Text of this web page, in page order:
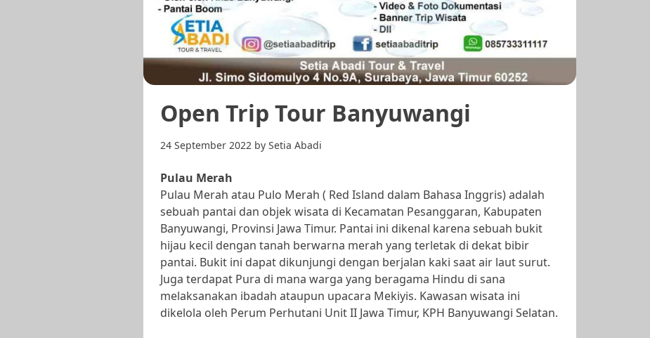
Open Trip Tour Banyuwangi
24 September 2022 by Setia Abadi
Pulau Merah
Pulau Merah atau Pulo Merah ( Red Island dalam Bahasa Inggris) adalah
sebuah pantai dan objek wisata di Kecamatan Pesanggaran, Kabupaten
Banyuwangi, Provinsi Jawa Timur. Pantai ini dikenal karena sebuah bukit
hijau kecil dengan tanah berwarna merah yang terletak di dekat bibir
pantai. Bukit ini dapat dikunjungi dengan berjalan kaki saat air laut surut.
Juga terdapat Pura di mana warga yang beragama Hindu di sana
melaksanakan ibadah ataupun upacara Mekiyis. Kawasan wisata ini
dikelola oleh Perum Perhutani Unit II Jawa Timur, KPH Banyuwangi Selatan.